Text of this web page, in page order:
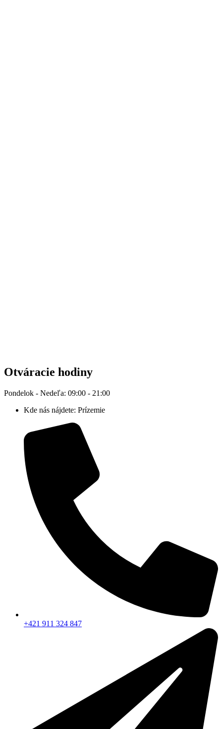
Otváracie hodiny
Pondelok - Nedeľa: 09:00 - 21:00
Kde nás nájdete: Prízemie
+421 911 324 847